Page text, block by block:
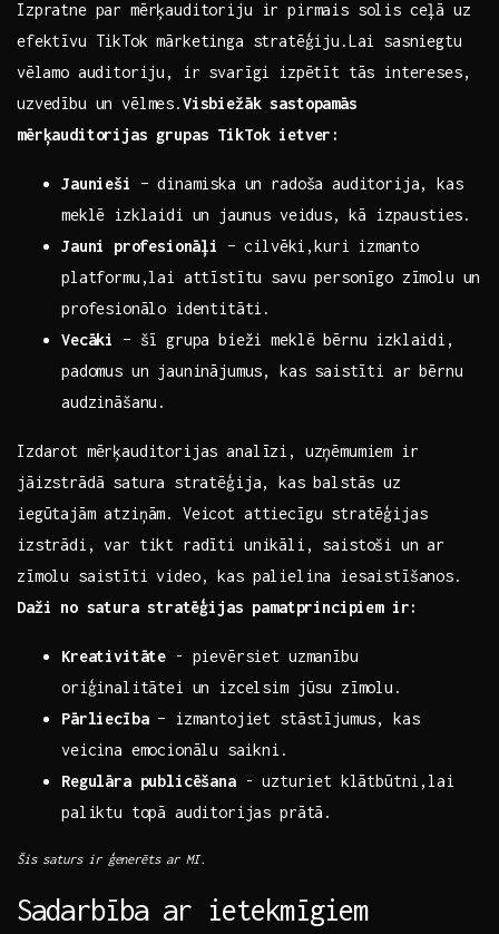
Izpratne par mērķauditoriju ir pirmais solis ceļā uz
efektīvu TikTok mārketinga ⁢stratēģiju.Lai sasniegtu
⁣vēlamo auditoriju, ir svarīgi izpētīt tās‍ intereses,
uzvedību un vēlmes.Visbiežāk sastopamās
mērķauditorijas grupas TikTok ietver:
Jaunieši
– dinamiska un radoša auditorija, kas
meklē izklaidi un ⁤jaunus ‌veidus, ⁤kā izpausties.
Jauni ⁤profesionāļi
– ⁢cilvēki,kuri⁤ izmanto
platformu,lai attīstītu savu personīgo zīmolu ‌un‌
profesionālo identitāti.
Vecāki
– šī grupa bieži meklē bērnu izklaidi,
padomus un jauninājumus, ⁢kas saistīti ar bērnu
audzināšanu.
Izdarot mērķauditorijas analīzi, uzņēmumiem ir
jāizstrādā satura ⁣stratēģija, kas balstās uz
iegūtajām atziņām. Veicot ‌attiecīgu stratēģijas
izstrādi, var tikt radīti unikāli, saistoši un ar⁤
zīmolu saistīti video, kas ‌palielina iesaistīšanos.
Daži⁢ no satura ⁢stratēģijas pamatprincipiem ir:
Kreativitāte -‌ pievērsiet uzmanību
oriģinalitātei un izcelsim jūsu zīmolu.
Pārliecība– izmantojiet stāstījumus, kas
veicina emocionālu⁢ saikni.
Regulāra publicēšana-⁤ uzturiet klātbūtni,lai
paliktu topā auditorijas prātā.
Šis ‍saturs ir ģenerēts ar MI.
Sadarbība ar ietekmīgiem